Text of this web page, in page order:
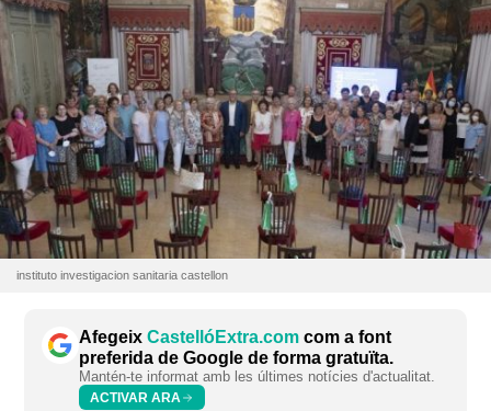
instituto investigacion sanitaria castellon
Afegeix CastellóExtra.com com a font
preferida de Google de forma gratuïta.
Mantén-te informat amb les últimes notícies d'actualitat.
ACTIVAR ARA